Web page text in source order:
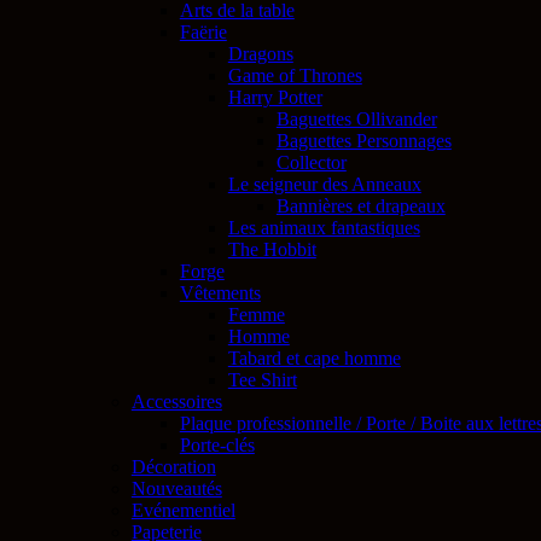
Arts de la table
Faërie
Dragons
Game of Thrones
Harry Potter
Baguettes Ollivander
Baguettes Personnages
Collector
Le seigneur des Anneaux
Bannières et drapeaux
Les animaux fantastiques
The Hobbit
Forge
Vêtements
Femme
Homme
Tabard et cape homme
Tee Shirt
Accessoires
Plaque professionnelle / Porte / Boite aux
Porte-clés
Décoration
Nouveautés
Evénementiel
Papeterie